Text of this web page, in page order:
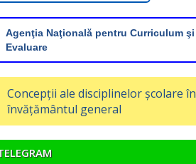
Agenţia Naţională pentru Curriculum şi
Evaluare
Concepții ale disciplinelor școlare în
învățământul general